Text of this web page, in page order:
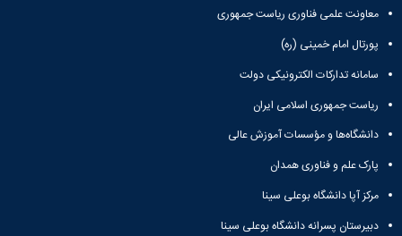
معاونت علمی فناوری ریاست جمهوری
پورتال امام خمینی (ره)
سامانه تدارکات الکترونیکی دولت
ریاست جمهوری اسلامی ایران
دانشگاه‌ها و مؤسسات آموزش عالی
پارک علم و فناوری همدان
مرکز آپا دانشگاه بوعلی سینا
دبیرستان پسرانه دانشگاه بوعلی سینا